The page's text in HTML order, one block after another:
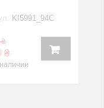
KI5991_94C
₴